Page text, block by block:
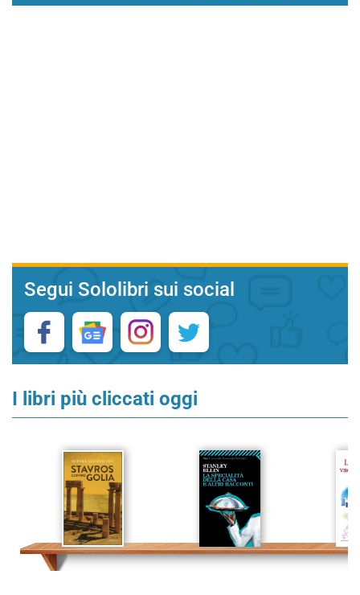
Segui Sololibri sui social
I libri più cliccati oggi